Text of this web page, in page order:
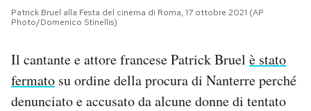
AREA PERSONALE
Patrick Bruel alla Festa del cinema di Roma, 17 ottobre 2021 (AP
Photo/Domenico Stinellis)
Il cantante e attore francese Patrick Bruel è stato
fermato su ordine della procura di Nanterre perché
denunciato e accusato da alcune donne di tentato